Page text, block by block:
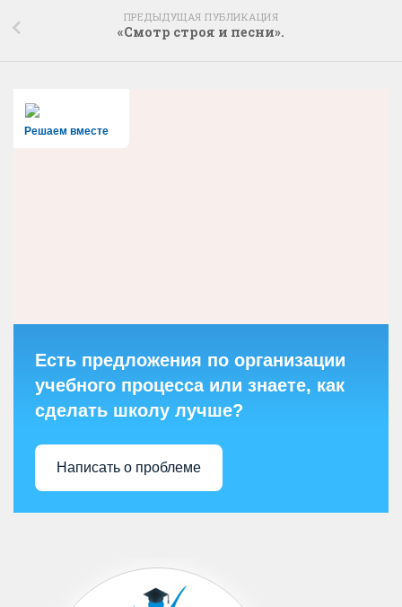
ПРЕДЫДУЩАЯ ПУБЛИКАЦИЯ
«Смотр строя и песни».
Решаем вместе
Есть предложения по организации
учебного процесса или знаете, как
сделать школу лучше?
Написать о проблеме